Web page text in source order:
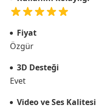
Fiyat
Özgür
3D Desteği
Evet
Video ve Ses Kalitesi